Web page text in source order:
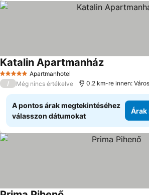
5 KategóriaApartmanhotel
Katalin ApartmanházÁrak
/ Még nincs értékelve 0.2 km-re innen:
A pontos árak megtekintéséhez
válasszon dátumokat
Árak